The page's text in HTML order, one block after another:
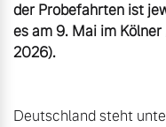
der Probefahrten ist
es am 9. Mai im Kölner
Deutschland steht